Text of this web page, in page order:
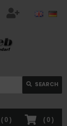
SEARCH
( 0 )
( 0 )